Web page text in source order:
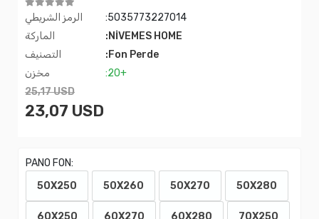
الرمز الشريطي
:5035773227014
الماركة
:NİVEMES HOME
التصنيف
:Fon Perde
مخزن
:20+
25,17 USD
23,07 USD
PANO FON:
50X250
50X260 50X270 50X280
60X250 60X270 60X280 70X250